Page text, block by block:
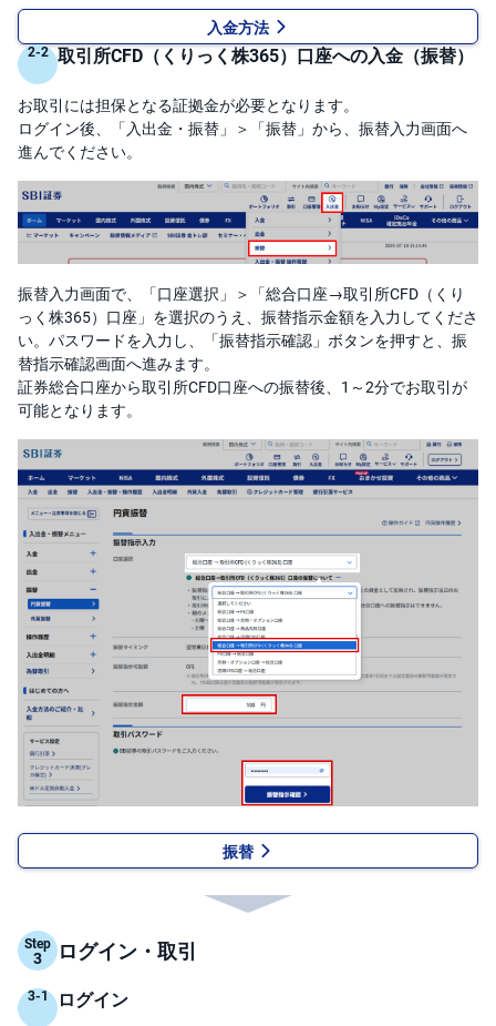
貨
M
M
W
取
引
所
F
D(
く
り
く
3
6
5)
店
頭
C
F
D
S
T(
セ
キ
ュ
リ
テ
ィ
・
ト
ー
ク
ン
)
S
BI
ラ
ッ
プ
ボ
O
B
O
R
入金方法
取引所CFD（くりっく株365）口座への入金（振替）
お取引には担保となる証拠金が必要となります。
ログイン後、「入出金・振替」＞「振替」から、振替入力画面へ
進んでください。
振替入力画面で、「口座選択」＞「総合口座→取引所CFD（くり
っく株365）口座」を選択のうえ、振替指示金額を入力してくださ
い。パスワードを入力し、「振替指示確認」ボタンを押すと、振
替指示確認画面へ進みます。
証券総合口座から取引所CFD口座への振替後、1～2分でお取引が
可能となります。
振替
Step ログイン・取引
ログイン